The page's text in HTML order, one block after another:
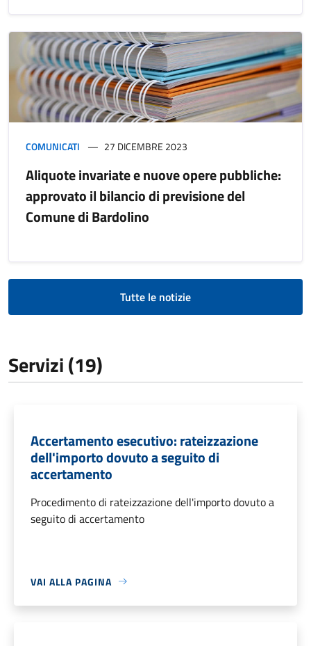
COMUNICATI 27 DICEMBRE 2023
Aliquote invariate e nuove opere pubbliche:
approvato il bilancio di previsione del
Comune di Bardolino
Tutte le notizie
Servizi (19)
Accertamento esecutivo: rateizzazione
dell'importo dovuto a seguito di
accertamento
Procedimento di rateizzazione dell'importo dovuto a
seguito di accertamento
VAI ALLA PAGINA